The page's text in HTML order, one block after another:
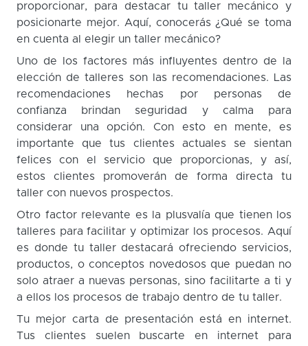
proporcionar, para destacar tu taller mecánico y
posicionarte mejor. Aquí, conocerás ¿Qué se toma
en cuenta al elegir un taller mecánico?
Uno de los factores más influyentes dentro de la
elección de talleres son las recomendaciones. Las
recomendaciones hechas por personas de
confianza brindan seguridad y calma para
considerar una opción. Con esto en mente, es
importante que tus clientes actuales se sientan
felices con el servicio que proporcionas, y así,
estos clientes promoverán de forma directa tu
taller con nuevos prospectos.
Otro factor relevante es la plusvalía que tienen los
talleres para facilitar y optimizar los procesos. Aquí
es donde tu taller destacará ofreciendo servicios,
productos, o conceptos novedosos que puedan no
solo atraer a nuevas personas, sino facilitarte a ti y
a ellos los procesos de trabajo dentro de tu taller.
Tu mejor carta de presentación está en internet.
Tus clientes suelen buscarte en internet para